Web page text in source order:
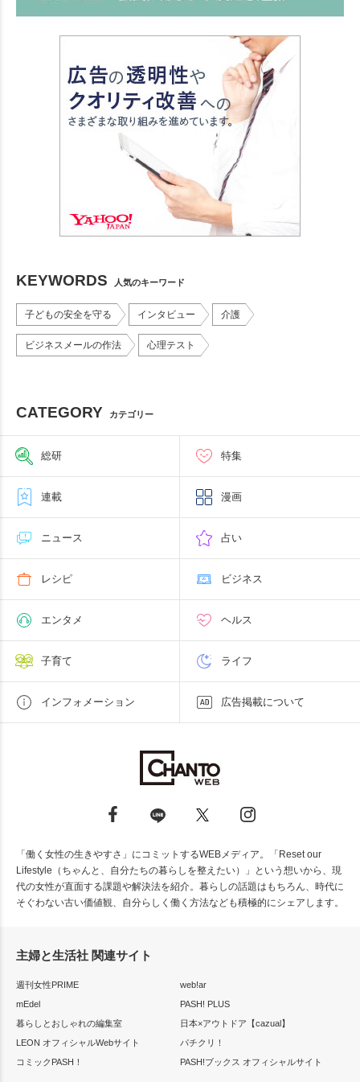
KEYWORDS 人気のキーワード
子どもの安全を守る インタビュー 介護
ビジネスメールの作法 心理テスト
CATEGORY カテゴリー
総研 特集
連載 漫画
ニュース 占い
レシピ ビジネス
エンタメ ヘルス
子育て ライフ
インフォメーション 広告掲載について
「働く女性の生きやすさ」にコミットするWEBメディア。「Reset our
Lifestyle（ちゃんと、自分たちの暮らしを整えたい）」という想いから、現
代の女性が直面する課題や解決法を紹介。暮らしの話題はもちろん、時代に
そぐわない古い価値観、自分らしく働く方法なども積極的にシェアします。
主婦と生活社 関連サイト
週刊女性PRIME
web!ar
mEdel
PASH! PLUS
暮らしとおしゃれの編集室
日本×アウトドア【cazual】
LEON オフィシャルWebサイト
パチクリ！
コミックPASH！
PASH!ブックス オフィシャルサイト